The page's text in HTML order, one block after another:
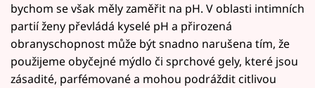
bychom se však měly zaměřit na pH. V oblasti intimních
partií ženy převládá kyselé pH a přirozená
obranyschopnost může být snadno narušena tím, že
použijeme obyčejné mýdlo či sprchové gely, které jsou
zásadité, parfémované a mohou podráždit citlivou